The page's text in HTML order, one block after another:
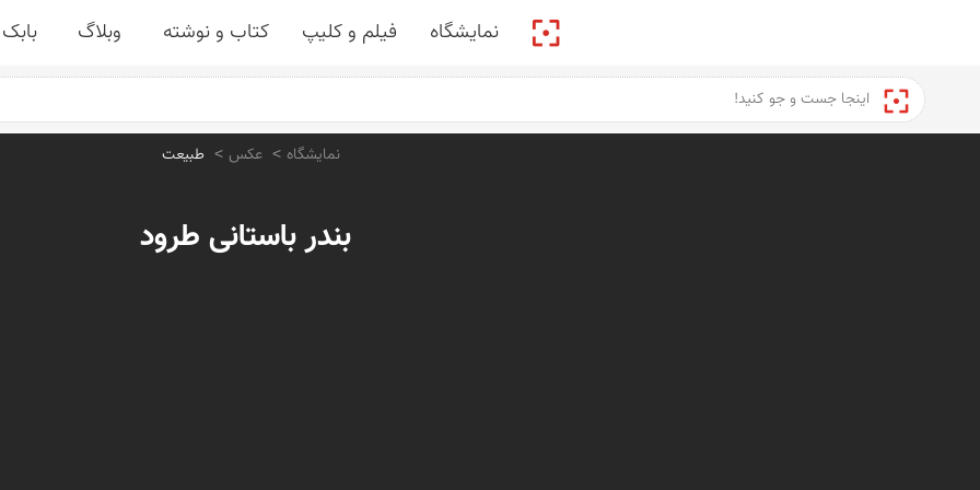
پیکمی نمایشگاه فیلم و کلیپ کتاب و نوشته وبلاگ
نمایشگاه عکس طبیعت
بندر باستانی طرود